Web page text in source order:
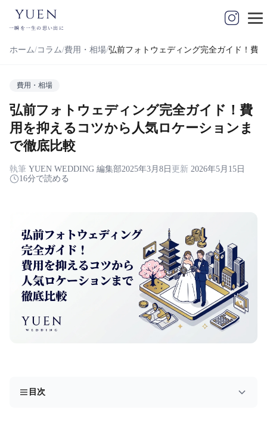
yuen
一瞬を一生の思い出に
ホーム コラム 費用・相場 弘前フォトウェディング完全ガイド！費
費用・相場
弘前フォトウェディング完全ガイド！費
用を抑えるコツから人気ロケーションま
で徹底比較
執筆 YUEN WEDDING 編集部2025年3月8日 更新 2026年5月15日
16分で読める
目次